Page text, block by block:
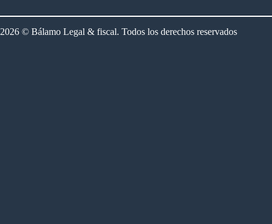
2026 © Bálamo Legal & fiscal. Todos los derechos reservados